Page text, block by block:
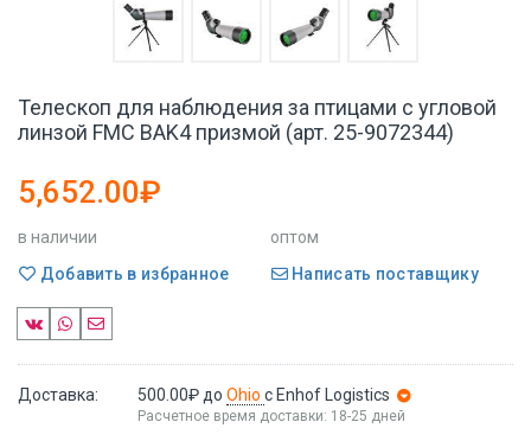
Телескоп для наблюдения за птицами с угловой
линзой FMC BAK4 призмой (арт. 25-9072344)
5,652.00₽
в наличии
оптом
Добавить в избранное
Написать поставщику
Доставка: 500.00₽ до Ohio с Enhof Logistics
Расчетное время доставки: 18-25 дней